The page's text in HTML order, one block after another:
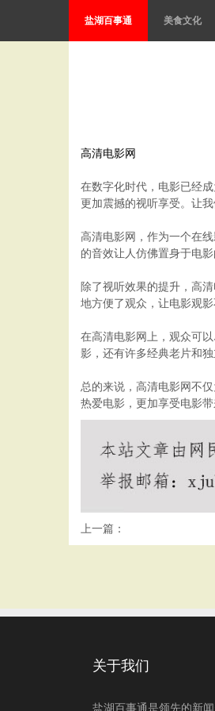
盐湖百事通 美食文化
高清电影网
在数字化时代，电影已经
更加震撼的视听享受。让
高清电影网，作为一个在
的音效让人仿佛置身于电
除了视听效果的提升，高
地方便了观众，让电影观
在高清电影网上，观众可
影，还有许多经典老片和
总的来说，高清电影网不
热爱电影，更加享受电影
上一篇：
关于我们
盐湖百事通是领先的新